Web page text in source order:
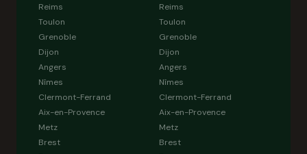
Reims
Toulon
Grenoble
Dijon
Angers
Nîmes
Clermont-Ferrand
Aix-en-Provence
Metz
Brest
Reims
Toulon
Grenoble
Dijon
Angers
Nîmes
Clermont-Ferrand
Aix-en-Provence
Metz
Brest